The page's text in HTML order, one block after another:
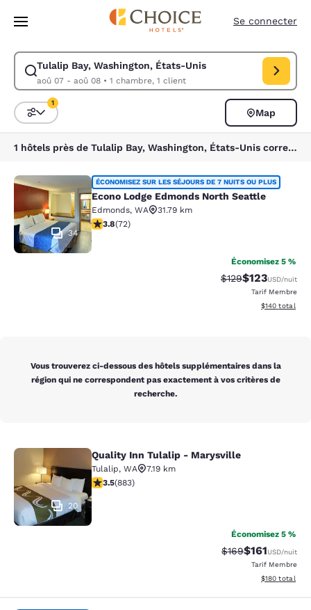
Sauter à Contenu Principal
Se connecter
Tulalip Bay, Washington, États-Unis
aoû 07 - aoû 08• 1 chambre, 1 client
Modifier la recherche pour Tulalip Bay, Washington, États-Unis. Date
Triez et filtrez
1
Map
1 hôtels près de Tulalip Bay, Washington, États-Unis correspondent à vos filtres
Econo Lodge Edmonds North
34
ÉCONOMISEZ SUR LES SÉJOURS DE 7 NUITS OU PLUS
Econo Lodge Edmonds North Seattle
Edmonds, WA
31.79 km
3.82 étoiles. Bien. 72 commentaires
3.8(72)
Économisez 5 %
Tarif barré :
$129Tarif réduit :
$123USD/nuit
Tarif Membre
Afficher les
$140 total
Vous trouverez ci-dessous des hôtels supplémentaires dans la
région qui ne correspondent pas exactement à vos critères de
recherche.
Quality Inn Tulalip - Marysville
20
Quality Inn Tulalip - Marysville
Tulalip, WA
7.19 km
3.53 étoiles. Bien. 883 commentaires
3.5(883)
Économisez 5 %
Tarif barré :
$169Tarif réduit :
$161USD/nuit
Tarif Membre
Afficher les
$180 total